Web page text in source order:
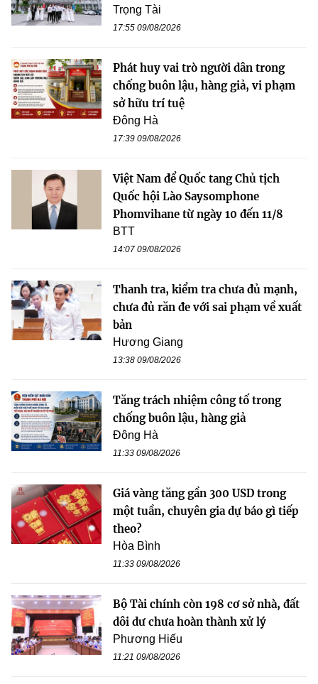
Trọng Tài
17:55 09/08/2026
Phát huy vai trò người dân trong
chống buôn lậu, hàng giả, vi phạm
sở hữu trí tuệ
Đông Hà
17:39 09/08/2026
Việt Nam để Quốc tang Chủ tịch
Quốc hội Lào Saysomphone
Phomvihane từ ngày 10 đến 11/8
BTT
14:07 09/08/2026
Thanh tra, kiểm tra chưa đủ mạnh,
chưa đủ răn đe với sai phạm về xuất
bản
Hương Giang
13:38 09/08/2026
Tăng trách nhiệm công tố trong
chống buôn lậu, hàng giả
Đông Hà
11:33 09/08/2026
Giá vàng tăng gần 300 USD trong
một tuần, chuyên gia dự báo gì tiếp
theo?
Hòa Bình
11:33 09/08/2026
Bộ Tài chính còn 198 cơ sở nhà, đất
dôi dư chưa hoàn thành xử lý
Phương Hiếu
11:21 09/08/2026